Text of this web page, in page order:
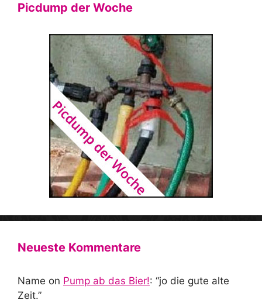
Picdump der Woche
Neueste Kommentare
Name on Pump ab das Bier!: “jo die gute alte
Zeit.”